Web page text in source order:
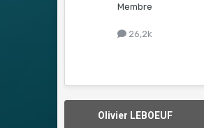
Membre
26,2k
Olivier LEBOEUF